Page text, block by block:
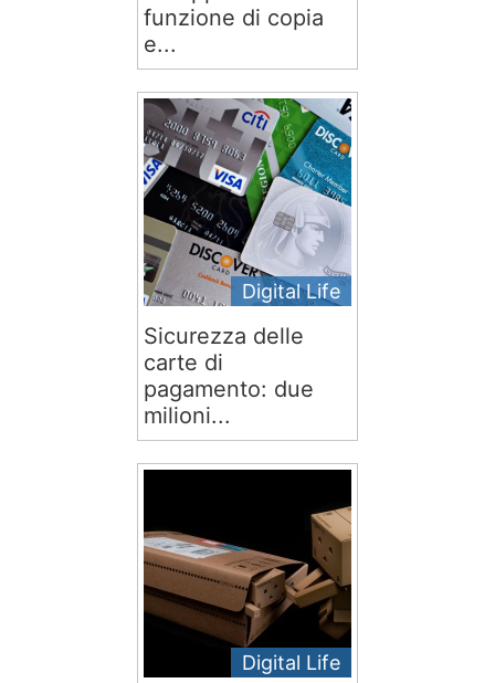
funzione di copia
e...
Digital Life
Sicurezza delle
carte di
pagamento: due
milioni...
Digital Life